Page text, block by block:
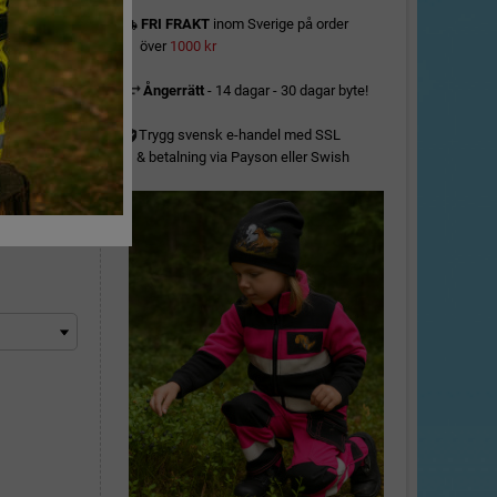
local_shipping FRI FRAKT inom Sverige på order
över 1000 kr
Ångerrätt- 14 dagar - 30 dagar byte!
Trygg svensk e-handel med SSL
& betalning via Payson eller Swish